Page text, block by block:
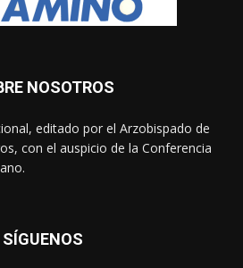
NOSOTROS
editado por el Arzobispado de
con el auspicio de la Conferencia
SÍGUENOS